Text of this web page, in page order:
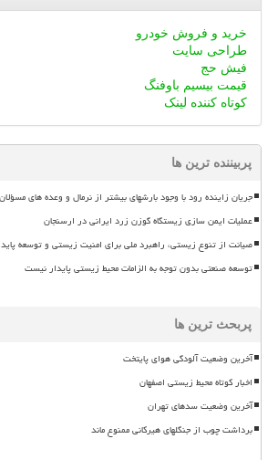
خرید و فروش خودرو
طراحی سایت
فیش حج
قیمت بیسیم باوفنگ
کوتاه کننده لینک
پربیننده ترین ها
جریان زاینده رود با وجود بارشهای بیشتر از نرمال و وعده های
عملیات ایمن سازی زیستگاه گوزن زرد ایرانی در ارسنجان
صیانت از تنوع زیستی، راهبرد ملی برای امنیت زیستی و توسعه
توسعه صنعتی بدون توجه به الزامات محیط زیستی پایدار نیست
پربحث ترین ها
آخرین وضعیت آلودگی هوای پایتخت
اخبار کوتاه محیط زیستی اصفهان
آخرین وضعیت سدهای تهران
برداشت چوب از جنگلهای هیرکانی ممنوع ماند